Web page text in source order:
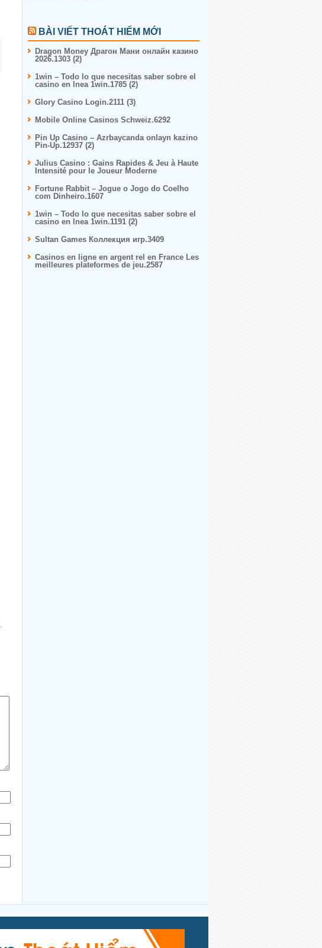
,
BÀI VIẾT THOÁT HIỂM MỚI
Dragon Money Драгон Мани онлайн казино
2026.1303 (2)
1win – Todo lo que necesitas saber sobre el
casino en lnea 1win.1785 (2)
Glory Casino Login.2111 (3)
Mobile Online Casinos Schweiz.6292
Pin Up Casino – Azrbaycanda onlayn kazino
Pin-Up.12937 (2)
Julius Casino : Gains Rapides & Jeu à Haute
Intensité pour le Joueur Moderne
Fortune Rabbit – Jogue o Jogo do Coelho
com Dinheiro.1607
1win – Todo lo que necesitas saber sobre el
casino en lnea 1win.1191 (2)
Sultan Games Коллекция игр.3409
Casinos en ligne en argent rel en France Les
meilleures plateformes de jeu.2587